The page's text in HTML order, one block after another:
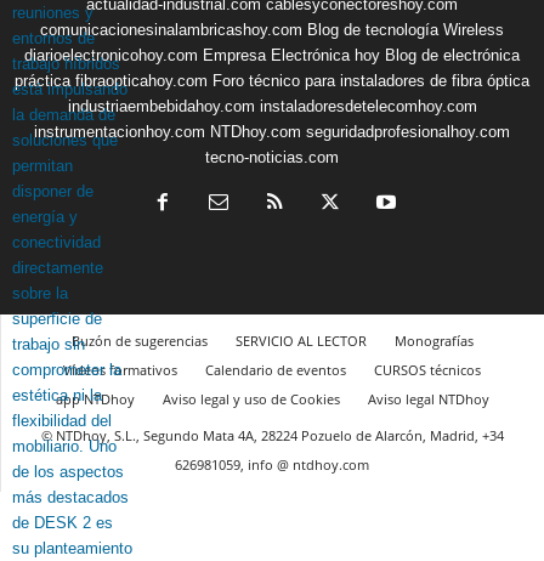
actualidad-industrial.com cablesyconectoreshoy.com
comunicacionesinalambricashoy.com Blog de tecnología Wireless
diarioelectronicohoy.com Empresa Electrónica hoy Blog de electrónica
práctica fibraopticahoy.com Foro técnico para instaladores de fibra óptica
industriaembebidahoy.com instaladoresdetelecomhoy.com
instrumentacionhoy.com NTDhoy.com seguridadprofesionalhoy.com
tecno-noticias.com
Buzón de sugerencias SERVICIO AL LECTOR
Monografías
Vídeos formativos
Calendario de eventos
CURSOS técnicos
app NTDhoy
Aviso legal y uso de Cookies
Aviso legal NTDhoy
© NTDhoy, S.L., Segundo Mata 4A, 28224 Pozuelo de Alarcón, Madrid, +34
626981059, info @ ntdhoy.com